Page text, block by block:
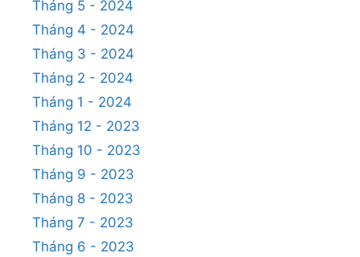
Tháng 5 - 2024
Tháng 4 - 2024
Tháng 3 - 2024
Tháng 2 - 2024
Tháng 1 - 2024
Tháng 12 - 2023
Tháng 10 - 2023
Tháng 9 - 2023
Tháng 8 - 2023
Tháng 7 - 2023
Tháng 6 - 2023